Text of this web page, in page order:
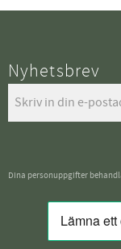
Nyhetsbrev
Dina personuppgifter